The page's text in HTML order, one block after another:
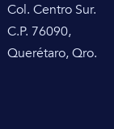
Col. Centro Sur.
C.P. 76090,
Querétaro, Qro.